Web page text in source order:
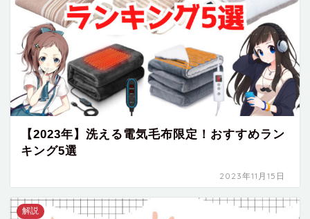
【2023年】洗える電気毛布限定！おすすめラン
キング5選
2023年11月15日
解説